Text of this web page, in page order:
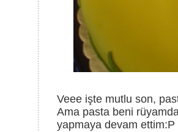
Veee işte mutlu son,
Ama pasta beni
yapmaya devam ettim:P